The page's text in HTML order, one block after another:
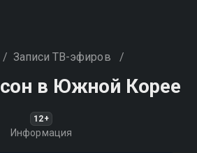
/ Записи ТВ-эфиров /
в Южной Корее
12+
Информация